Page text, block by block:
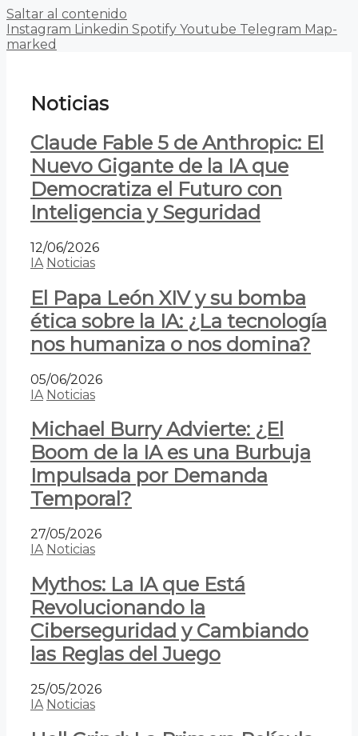
Saltar al contenido
Instagram Linkedin Spotify Youtube Telegram Map-
marked
Noticias
Claude Fable 5 de Anthropic: El
Nuevo Gigante de la IA que
Democratiza el Futuro con
Inteligencia y Seguridad
12/06/2026
IA Noticias
El Papa León XIV y su bomba
ética sobre la IA: ¿La tecnología
nos humaniza o nos domina?
05/06/2026
IA Noticias
Michael Burry Advierte: ¿El
Boom de la IA es una Burbuja
Impulsada por Demanda
Temporal?
27/05/2026
IA Noticias
Mythos: La IA que Está
Revolucionando la
Ciberseguridad y Cambiando
las Reglas del Juego
25/05/2026
IA Noticias